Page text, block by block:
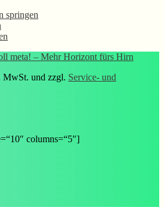
springen
meta! – Mehr Horizont fürs Hirn
MwSt. und zzgl. Service- und
columns=“5″]